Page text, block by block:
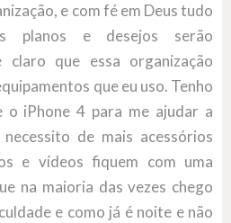
e com fé em Deus tudo
planos e desejos serão
claro que essa organização
que eu uso. Tenho
o iPhone 4 para me ajudar a
de mais acessórios
e vídeos fiquem com uma
na maioria das vezes chego
e como já é noite e não